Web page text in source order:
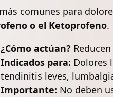
comunes para
o el Ketoprofeno.
¿Cómo actúan?
Indicados para: Dolores
tendinitis leves,
Importante: No deben